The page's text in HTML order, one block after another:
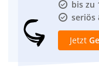
bis zu
seriös
Jetzt